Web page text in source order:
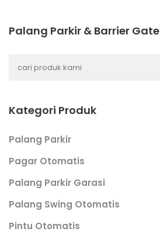
Palang Parkir & Barrier Gate
Kategori Produk
Palang Parkir
Pagar Otomatis
Palang Parkir Garasi
Palang Swing Otomatis
Pintu Otomatis